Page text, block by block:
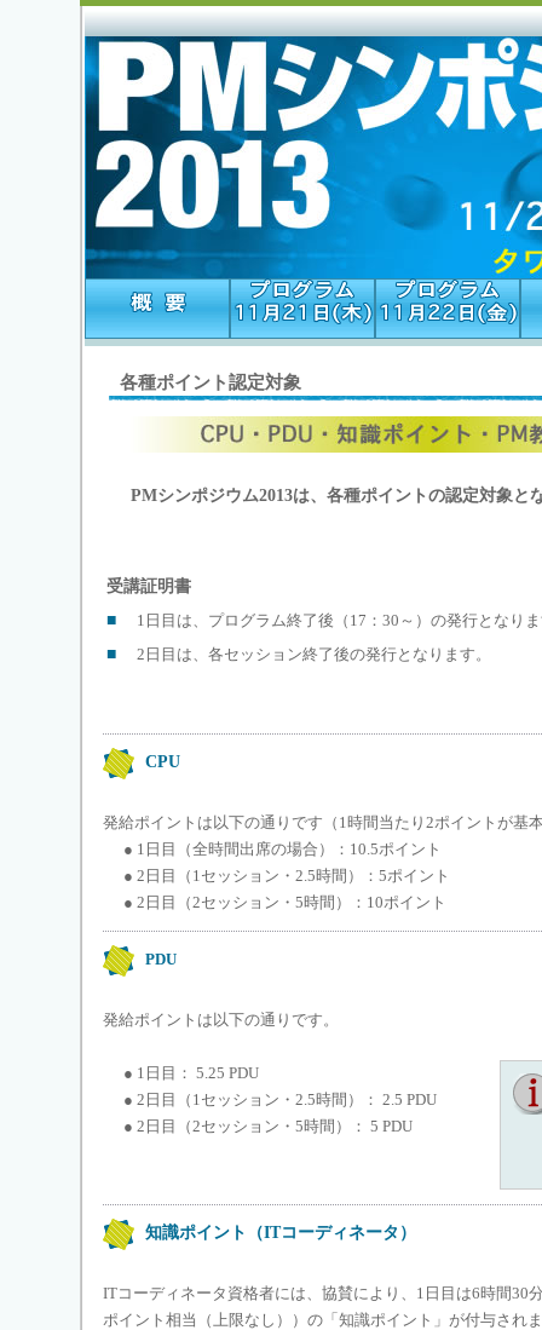
各種ポイント認定対象
PMシンポジウム2013は、各種ポイントの認定対象と
受講証明書
■
1日目は、プログラム終了後（17：30～）の発行となり
■
2日目は、各セッション終了後の発行となります。
CPU
発給ポイントは以下の通りです（1時間当たり2ポイントが基
● 1日目（全時間出席の場合）：10.5ポイント
● 2日目（1セッション・2.5時間）：5ポイント
● 2日目（2セッション・5時間）：10ポイント
PDU
発給ポイントは以下の通りです。
● 1日目： 5.25 PDU
● 2日目（1セッション・2.5時間）： 2.5 PDU
● 2日目（2セッション・5時間）： 5 PDU
知識ポイント（ITコーディネータ）
ITコーディネータ資格者には、協賛により、1日目は6時間30
ポイント相当（上限なし））の「知識ポイント」が付与され